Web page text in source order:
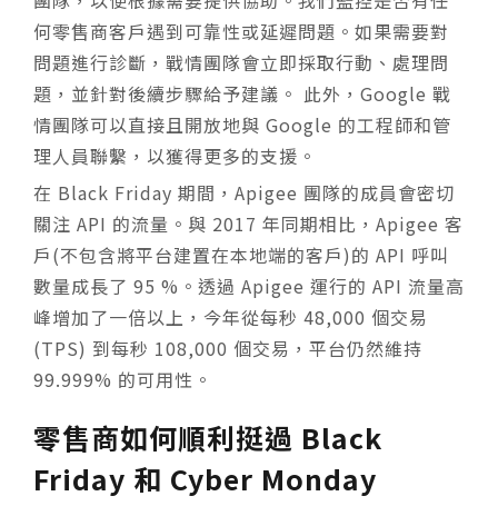
何零售商客戶遇到可靠性或延遲問題。如果需要對
問題進行診斷，戰情團隊會立即採取行動、處理問
題，並針對後續步驟給予建議。 此外，Google 戰
情團隊可以直接且開放地與 Google 的工程師和管
理人員聯繫，以獲得更多的支援。
在 Black Friday 期間，Apigee 團隊的成員會密切
關注 API 的流量。與 2017 年同期相比，Apigee 客
戶(不包含將平台建置在本地端的客戶)的 API 呼叫
數量成長了 95 %。透過 Apigee 運行的 API 流量高
峰增加了一倍以上，今年從每秒 48,000 個交易
(TPS) 到每秒 108,000 個交易，平台仍然維持
99.999% 的可用性。
零售商如何順利挺過 Black
Friday 和 Cyber Monday